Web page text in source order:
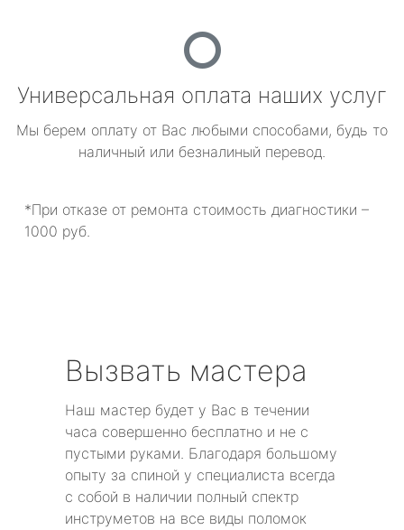
Универсальная оплата наших услуг
Мы берем оплату от Вас любыми способами, будь то
наличный или безналиный перевод.
*При отказе от ремонта стоимость диагностики –
1000 руб.
Вызвать мастера
Наш мастер будет у Вас в течении
часа совершенно бесплатно и не с
пустыми руками. Благодаря большому
опыту за спиной у специалиста всегда
с собой в наличии полный спектр
инструметов на все виды поломок